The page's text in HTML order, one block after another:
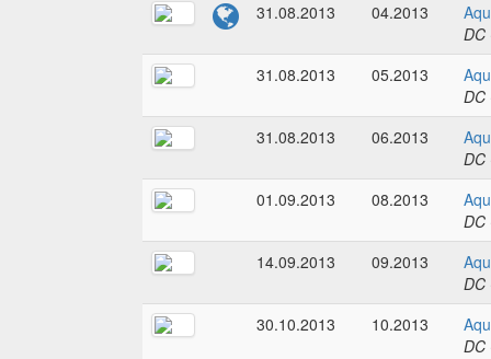
31.08.2013
04.2013
DC
31.08.2013
05.2013
DC
31.08.2013
06.2013
DC
01.09.2013
08.2013
DC
14.09.2013
09.2013
DC
30.10.2013
10.2013
DC